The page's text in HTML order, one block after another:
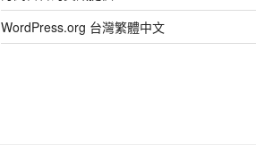
WordPress.org 台灣繁體中文